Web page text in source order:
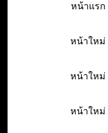
หน้าแรก
หน้าใหม่
หน้าใหม่
หน้าใหม่